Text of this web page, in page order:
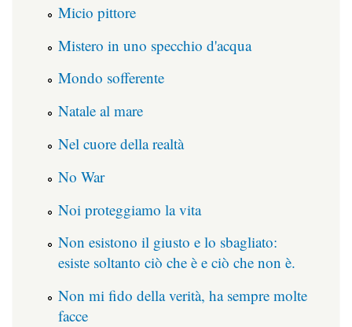
Micio pittore
Mistero in uno specchio d'acqua
Mondo sofferente
Natale al mare
Nel cuore della realtà
No War
Noi proteggiamo la vita
Non esistono il giusto e lo sbagliato:
esiste soltanto ciò che è e ciò che non è.
Non mi fido della verità, ha sempre molte
facce